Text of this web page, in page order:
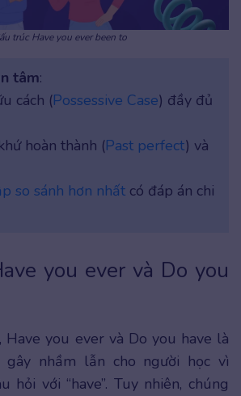
trúc Have you ever been to
tâm:
cách (Possessive Case) đầy đủ
hoàn thành (Past perfect) và
so sánh hơn nhất có đáp án chi
you ever và Do you
Have you ever và Do you have là
nhầm lẫn cho người học vì
hỏi với “have”. Tuy nhiên, chúng